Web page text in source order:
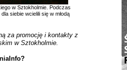
w Sztokholmie. Podczas
siebie wcielili się w młodą
za promocję i kontakty z
w Sztokholmie.